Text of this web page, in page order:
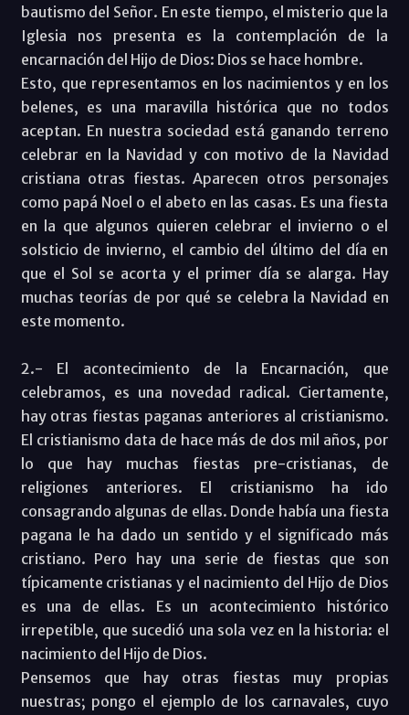
bautismo del Señor. En este tiempo, el misterio que la
Iglesia nos presenta es la contemplación de la
encarnación del Hijo de Dios: Dios se hace hombre.
Esto, que representamos en los nacimientos y en los
belenes, es una maravilla histórica que no todos
aceptan. En nuestra sociedad está ganando terreno
celebrar en la Navidad y con motivo de la Navidad
cristiana otras fiestas. Aparecen otros personajes
como papá Noel o el abeto en las casas. Es una fiesta
en la que algunos quieren celebrar el invierno o el
solsticio de invierno, el cambio del último del día en
que el Sol se acorta y el primer día se alarga. Hay
muchas teorías de por qué se celebra la Navidad en
este momento.
2.- El acontecimiento de la Encarnación, que
celebramos, es una novedad radical. Ciertamente,
hay otras fiestas paganas anteriores al cristianismo.
El cristianismo data de hace más de dos mil años, por
lo que hay muchas fiestas pre-cristianas, de
religiones anteriores. El cristianismo ha ido
consagrando algunas de ellas. Donde había una fiesta
pagana le ha dado un sentido y el significado más
cristiano. Pero hay una serie de fiestas que son
típicamente cristianas y el nacimiento del Hijo de Dios
es una de ellas. Es un acontecimiento histórico
irrepetible, que sucedió una sola vez en la historia: el
nacimiento del Hijo de Dios.
Pensemos que hay otras fiestas muy propias
nuestras; pongo el ejemplo de los carnavales, cuyo